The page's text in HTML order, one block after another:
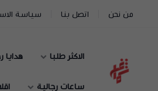
من نحن اتصل بنا سياسة
شماغ شوب | أفضل متجر
الاكثر طلبا هدايا
ساعات رجالية